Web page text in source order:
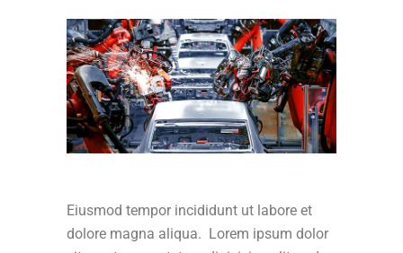
Eiusmod tempor incididunt ut labore et
dolore magna aliqua. Lorem ipsum dolor